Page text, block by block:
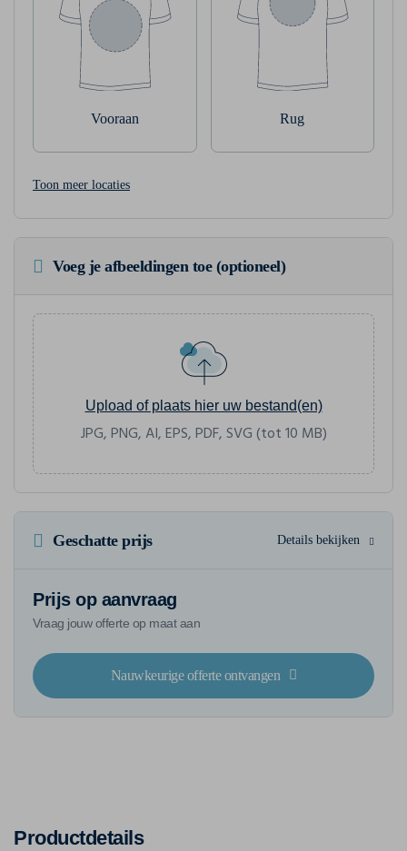
Vooraan Rug
Toon meer locaties
Voeg je afbeeldingen toe (optioneel)
Upload of plaats hier uw bestand(en)
JPG, PNG, AI, EPS, PDF, SVG (tot 10 MB)
Geschatte prijs Details bekijken
Prijs op aanvraag
Vraag jouw offerte op maat aan
Nauwkeurige offerte ontvangen
Productdetails